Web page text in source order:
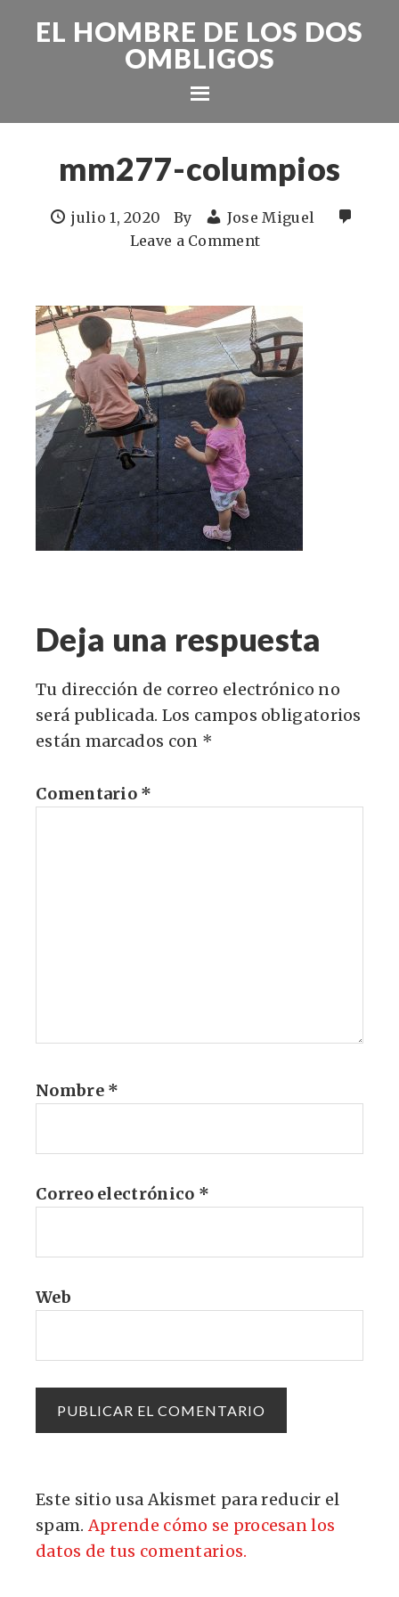
EL HOMBRE DE LOS DOS
OMBLIGOS
mm277-columpios
julio 1, 2020 By
Jose Miguel
Leave a Comment
Deja una respuesta
Tu dirección de correo electrónico no
será publicada. Los campos obligatorios
están marcados con *
Comentario *
Nombre *
Correo electrónico *
Web
Este sitio usa Akismet para reducir el
spam.Aprende cómo se procesan los
datos de tus comentarios.